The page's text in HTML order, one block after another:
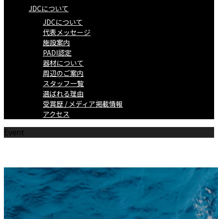
JDCについて
JDCについて
代表メッセージ
施設案内
PADI認定
器材について
周辺のご案内
スタッフ一覧
選ばれる理由
受賞歴 / メディア掲載情報
アクセス
Event